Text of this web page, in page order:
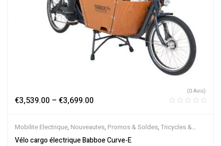
€3,539.00 – €3,699.00
(0 Avis)
Mobilite Electrique, Nouveautes, Promos & Soldes, Tricycles &
Cargos,Vélo électrique ville,Velos Electriques
Vélo cargo électrique Babboe Curve-E